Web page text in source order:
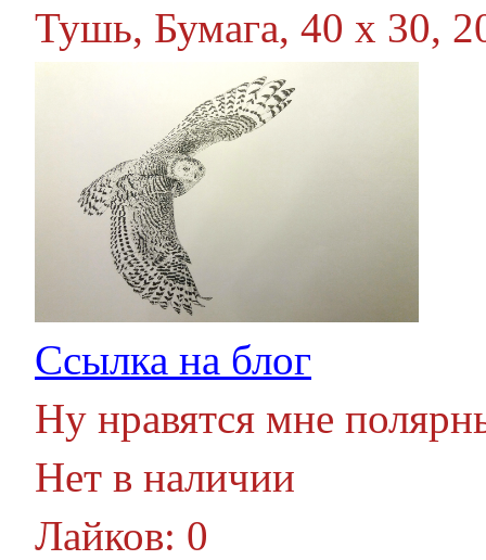
Тушь, Бумага, 40 х 30,
Ссылка на блог
Ну нравятся мне
Нет в наличии
Лайков: 0